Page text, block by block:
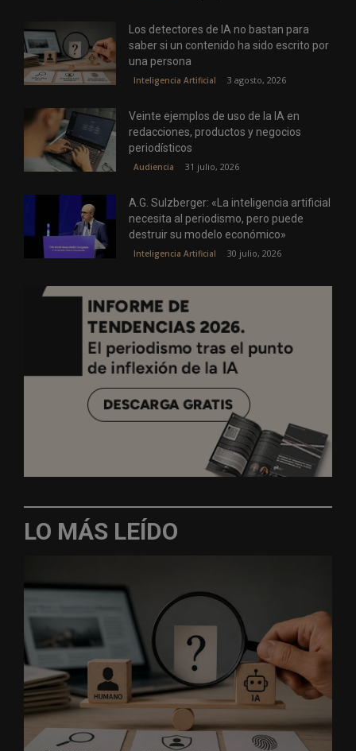
Los detectores de IA no bastan para
saber si un contenido ha sido escrito por
una persona
Inteligencia Artificial 3 agosto, 2026
Veinte ejemplos de uso de la IA en
redacciones, productos y negocios
periodísticos
Audiencia 31 julio, 2026
A.G. Sulzberger: «La inteligencia artificial
necesita al periodismo, pero puede
destruir su modelo económico»
Inteligencia Artificial 30 julio, 2026
LO MÁS LEÍDO